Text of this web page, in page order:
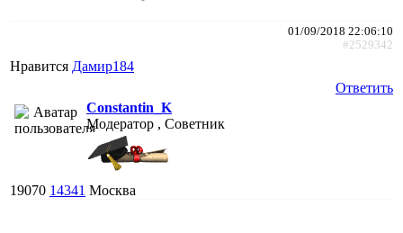
01/09/2018 22:06:10
#2529342
Нравится Дамир184
Ответить
Constantin_K
Модератор , Советник
19070 14341 Москва